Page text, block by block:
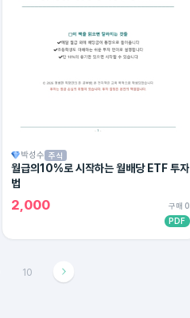
박성수 주식
월급의10%로 시작하는 월배당 ETF 투자
법
2,000
구매 0
PDF
10